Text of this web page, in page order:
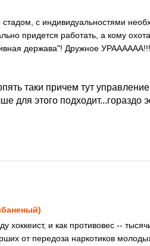
с индивидуальностями
придется работать, а кому
держава"! Дружное
таки причем тут
для этого
и как противовес --
от передоза наркотиков